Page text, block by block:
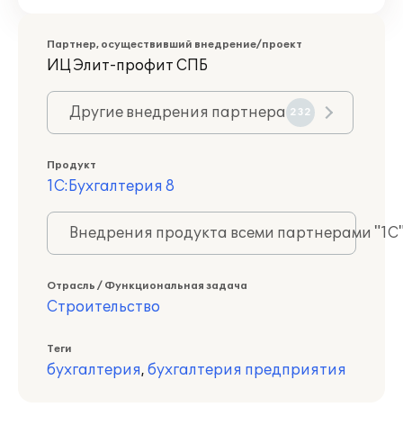
Партнер, осуществивший внедрение/проект
ИЦ Элит-профит СПБ
Другие внедрения партнера 232
Продукт
1С:Бухгалтерия 8
Внедрения продукта всеми партнерами
Отрасль / Функциональная задача
Строительство
Теги
бухгалтерия, бухгалтерия предприятия